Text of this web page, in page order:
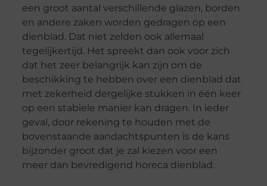
een groot aantal verschillende glazen, borden
en andere zaken worden gedragen op een
dienblad. Dat niet zelden ook allemaal
tegelijkertijd. Het spreekt dan ook voor zich
dat het zeer belangrijk kan zijn om de
beschikking te hebben over een dienblad dat
met zekerheid dergelijke stukken in één keer
op een stabiele manier kan dragen. In ieder
geval, door rekening te houden met de
bovenstaande aandachtspunten is de kans
bijzonder groot dat je zal kiezen voor een
meer dan bevredigend horeca dienblad.